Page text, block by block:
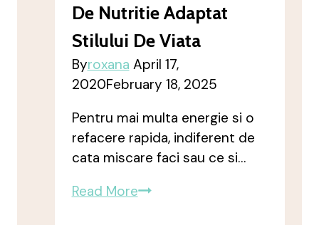
De Nutritie Adaptat
Stilului De Viata
Byroxana April 17,
2020February 18, 2025
Pentru mai multa energie si o
refacere rapida, indiferent de
cata miscare faci sau ce si…
Read MoreInvesteste